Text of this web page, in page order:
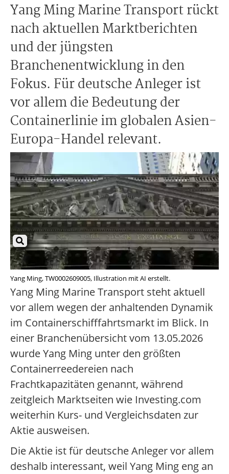
Yang Ming Marine Transport rückt
nach aktuellen Marktberichten
und der jüngsten
Branchenentwicklung in den
Fokus. Für deutsche Anleger ist
vor allem die Bedeutung der
Containerlinie im globalen Asien-
Europa-Handel relevant.
Yang Ming, TW0002609005, Illustration mit AI erstellt.
Yang Ming Marine Transport steht aktuell
vor allem wegen der anhaltenden Dynamik
im Containerschifffahrtsmarkt im Blick. In
einer Branchenübersicht vom 13.05.2026
wurde Yang Ming unter den größten
Containerreedereien nach
Frachtkapazitäten genannt, während
zeitgleich Marktseiten wie Investing.com
weiterhin Kurs- und Vergleichsdaten zur
Aktie ausweisen.
Die Aktie ist für deutsche Anleger vor allem
deshalb interessant, weil Yang Ming eng an